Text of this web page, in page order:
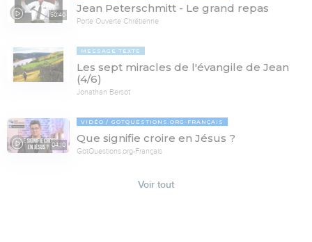
50:40
Jean Peterschmitt - Le grand repas
Porte Ouverte Chrétienne
MESSAGE TEXTE
Les sept miracles de l'évangile de Jean
(4/6)
Jonathan Bersot
04:10
VIDÉO GOTQUESTIONS.ORG-FRANÇAIS
Que signifie croire en Jésus ?
GotQuestions.org-Français
Voir tout